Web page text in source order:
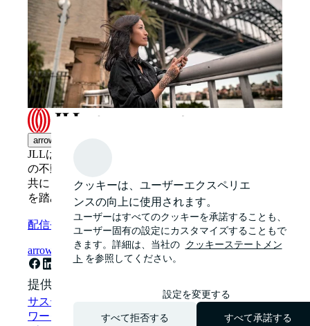
arrow_upward
JLLは革新的かつ知的、そしてヒトを尊重するJLL
の不動産ソリューションを提供しています。JLLと
共に「明るい未来へ（See a brighter way）」の一歩
を踏み出しましょう。
配信登録
arrow_forward
提供サービス
サステナビリティ・ソリューション
ワークプレイス・コンサルティング
クッキーは、ユーザーエクスペリエ
ンスの向上に使用されます。
ユーザーはすべてのクッキーを承諾することも、
ユーザー固有の設定にカスタマイズすることもで
きます。詳細は、当社の クッキーステートメン
ト を参照してください。
設定を変更する
すべて拒否する
すべて承諾する